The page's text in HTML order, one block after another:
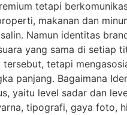
tetapi
makanan dan
Namun identitas
yang sama di setiap
tetapi
panjang. Bagaimana
yaitu level sadar dan
tipografi, gaya foto,